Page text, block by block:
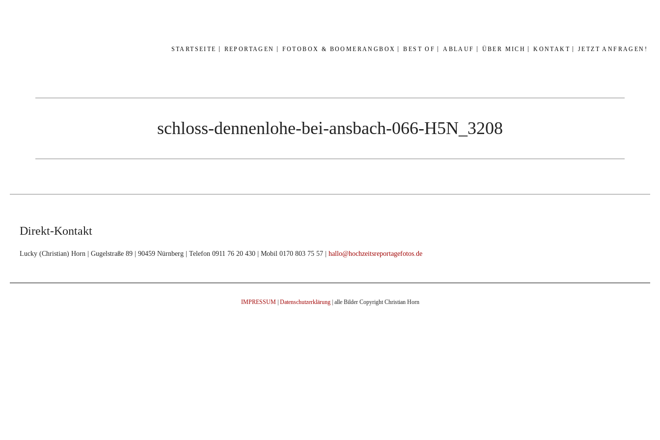
STARTSEITE REPORTAGEN FOTOBOX & BOOMERANGBOX BEST OF ABLAUF ÜBER MICH KONTAKT JETZT ANFRAGEN!
schloss-dennenlohe-bei-ansbach-066-H5N_3208
Direkt-Kontakt
Lucky (Christian) Horn | Gugelstraße 89 | 90459 Nürnberg | Telefon 0911 76 20 430 | Mobil 0170 803 75 57 | hallo@hochzeitsreportagefotos.de
IMPRESSUM| Datenschutzerklärung| alle Bilder Copyright Christian Horn